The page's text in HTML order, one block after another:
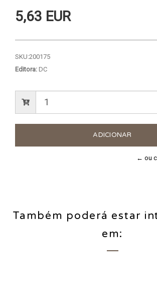
5,63 EUR
SKU:200175
Editora: DC
← ou
Também poderá estar
em: